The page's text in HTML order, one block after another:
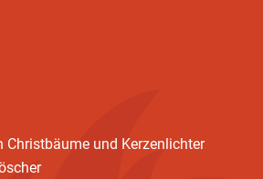
Christbäume und Kerzenlichter